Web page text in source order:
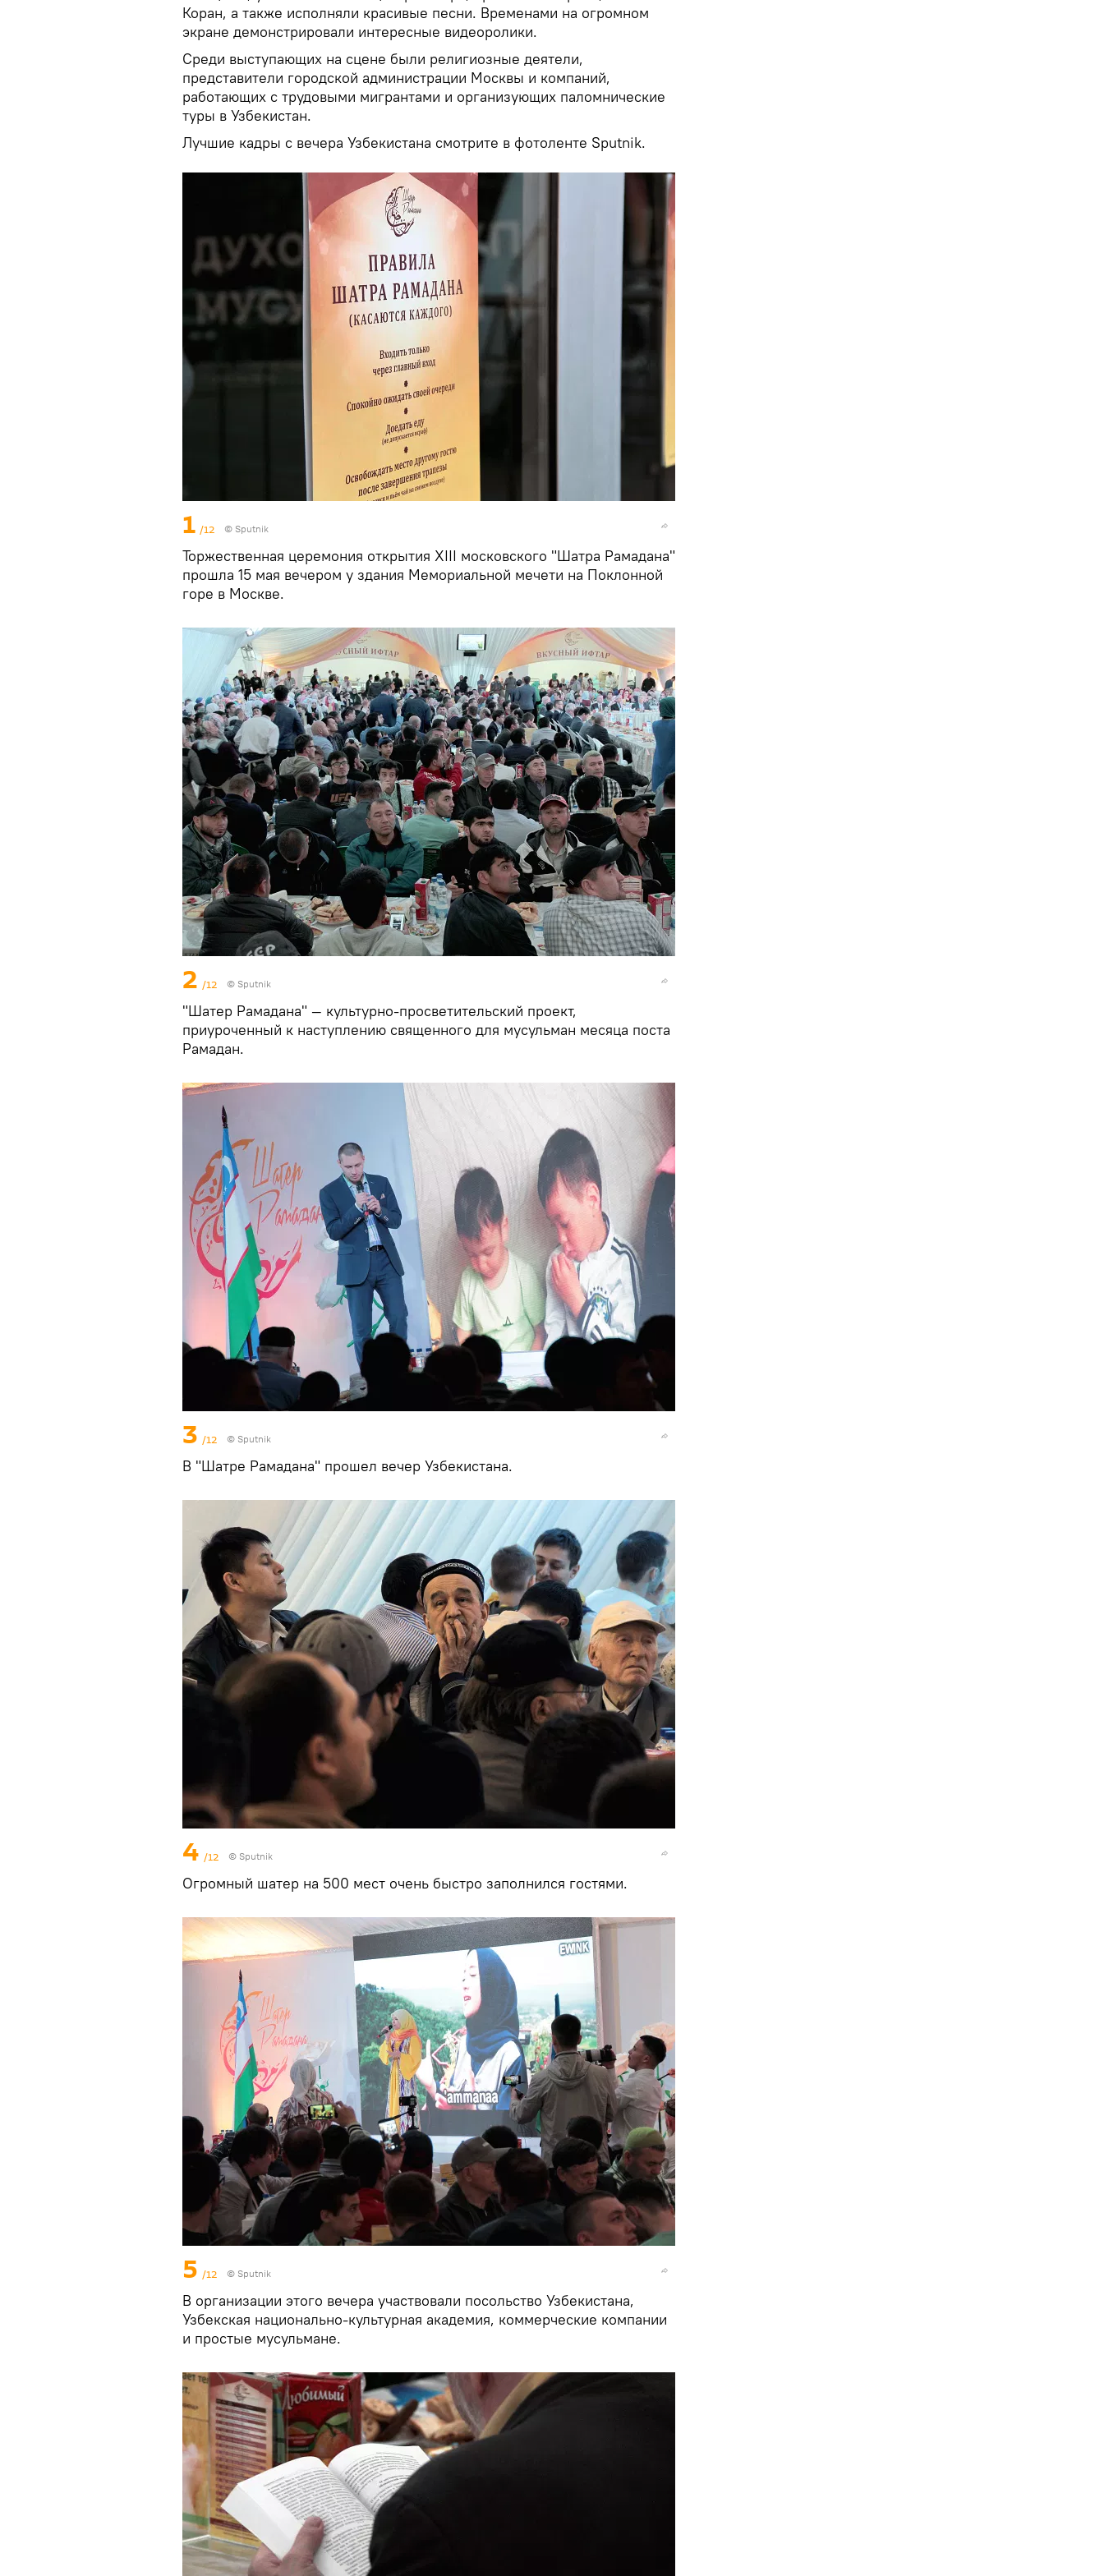
Коран, а также исполняли красивые песни. Временами на огромном
экране демонстрировали интересные видеоролики.
Среди выступающих на сцене были религиозные деятели,
представители городской администрации Москвы и компаний,
работающих с трудовыми мигрантами и организующих паломнические
туры в Узбекистан.
Лучшие кадры с вечера Узбекистана смотрите в фотоленте Sputnik.
1 /12 © Sputnik
Торжественная церемония открытия XIII московского "Шатра Рамадана"
прошла 15 мая вечером у здания Мемориальной мечети на Поклонной
горе в Москве.
2 /12 © Sputnik
"Шатер Рамадана" — культурно-просветительский проект,
приуроченный к наступлению священного для мусульман месяца поста
Рамадан.
3 /12 © Sputnik
В "Шатре Рамадана" прошел вечер Узбекистана.
4 /12 © Sputnik
Огромный шатер на 500 мест очень быстро заполнился гостями.
5 /12 © Sputnik
В организации этого вечера участвовали посольство Узбекистана,
Узбекская национально-культурная академия, коммерческие компании
и простые мусульмане.